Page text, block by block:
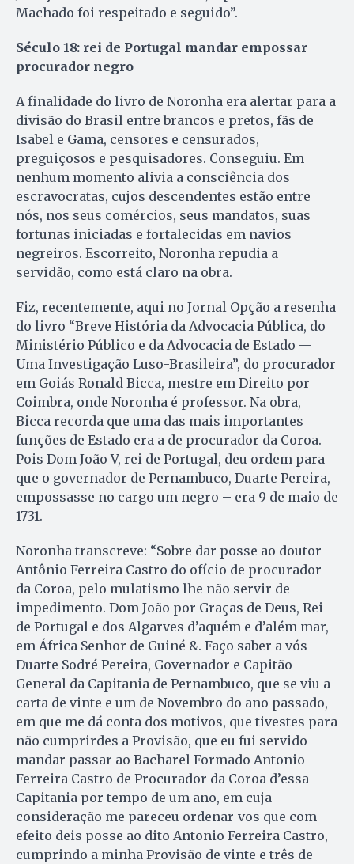
Machado foi respeitado e seguido”.
Século 18: rei de Portugal mandar empossar
procurador negro
A finalidade do livro de Noronha era alertar para a
divisão do Brasil entre brancos e pretos, fãs de
Isabel e Gama, censores e censurados,
preguiçosos e pesquisadores. Conseguiu. Em
nenhum momento alivia a consciência dos
escravocratas, cujos descendentes estão entre
nós, nos seus comércios, seus mandatos, suas
fortunas iniciadas e fortalecidas em navios
negreiros. Escorreito, Noronha repudia a
servidão, como está claro na obra.
Fiz, recentemente, aqui no Jornal Opção a resenha
do livro “Breve História da Advocacia Pública, do
Ministério Público e da Advocacia de Estado —
Uma Investigação Luso-Brasileira”, do procurador
em Goiás Ronald Bicca, mestre em Direito por
Coimbra, onde Noronha é professor. Na obra,
Bicca recorda que uma das mais importantes
funções de Estado era a de procurador da Coroa.
Pois Dom João V, rei de Portugal, deu ordem para
que o governador de Pernambuco, Duarte Pereira,
empossasse no cargo um negro – era 9 de maio de
1731.
Noronha transcreve: “Sobre dar posse ao doutor
Antônio Ferreira Castro do ofício de procurador
da Coroa, pelo mulatismo lhe não servir de
impedimento. Dom João por Graças de Deus, Rei
de Portugal e dos Algarves d’aquém e d’além mar,
em África Senhor de Guiné &. Faço saber a vós
Duarte Sodré Pereira, Governador e Capitão
General da Capitania de Pernambuco, que se viu a
carta de vinte e um de Novembro do ano passado,
em que me dá conta dos motivos, que tivestes para
não cumprirdes a Provisão, que eu fui servido
mandar passar ao Bacharel Formado Antonio
Ferreira Castro de Procurador da Coroa d’essa
Capitania por tempo de um ano, em cuja
consideração me pareceu ordenar-vos que com
efeito deis posse ao dito Antonio Ferreira Castro,
cumprindo a minha Provisão de vinte e três de